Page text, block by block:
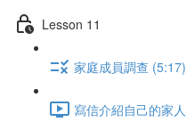
Lesson 11
家庭成員調查 (5:17)
寫信介紹自己的家